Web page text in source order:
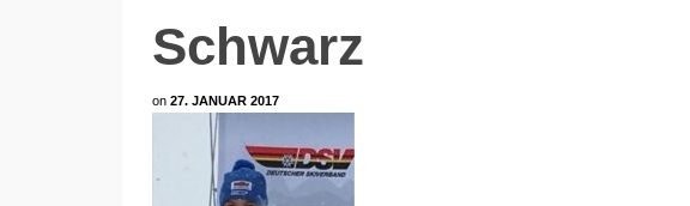
Schwarz
on 27. JANUAR 2017